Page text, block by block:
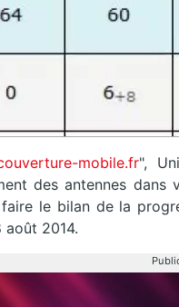
mobile.fr",
des antennes
le bilan de la
août 2014.